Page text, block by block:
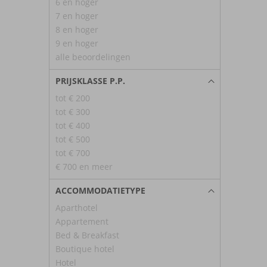
7 en hoger
8 en hoger
9 en hoger
alle beoordelingen
PRIJSKLASSE P.P.
tot € 200
tot € 300
tot € 400
tot € 500
tot € 700
€ 700 en meer
ACCOMMODATIETYPE
Aparthotel
Appartement
Bed & Breakfast
Boutique hotel
Hotel